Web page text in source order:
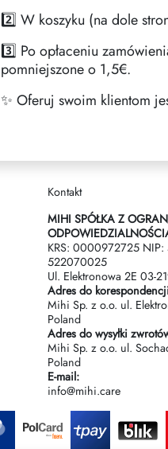
2️⃣ W koszyku (na dole
3️⃣ Po opłaceniu
pomniejszone o 1,5€.
✨ Oferuj swoim klientom
Kontakt
MIHI SPÓŁKA Z
KRS: 0000972725
522070025
Ul. Elektronowa 2Е 03-
Adres do
Mihi Sp. z o.o. ul.
Poland
Adres do wysyłki
Mihi Sp. z o.o. ul.
Poland
E-mail:
info@mihi.care